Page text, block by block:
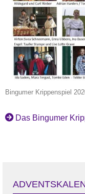
Bingumer Krippenspiel
Das Bingumer